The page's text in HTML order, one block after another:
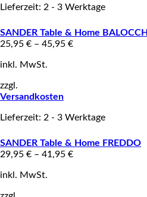
Lieferzeit: 2 - 3 Werktage
SANDER Table & Home BALOCCHI
25,95 € – 45,95 €
inkl. MwSt.
zzgl.
Versandkosten
Lieferzeit: 2 - 3 Werktage
SANDER Table & Home FREDDO
29,95 € – 41,95 €
inkl. MwSt.